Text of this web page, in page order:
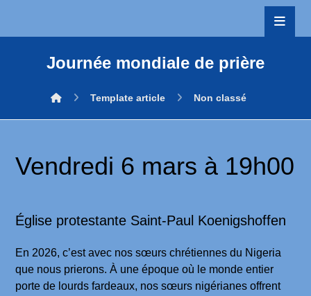
Journée mondiale de prière
Template article Non classé
Vendredi 6 mars à 19h00
Église protestante Saint-Paul Koenigshoffen
En 2026, c’est avec nos sœurs chrétiennes du Nigeria
que nous prierons. À une époque où le monde entier
porte de lourds fardeaux, nos sœurs nigérianes offrent